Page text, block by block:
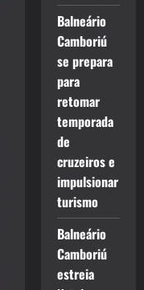
Balneário
Camboriú
se prepara
para
retomar
temporada
de
cruzeiros e
impulsionar
turismo
Balneário
Camboriú
estreia